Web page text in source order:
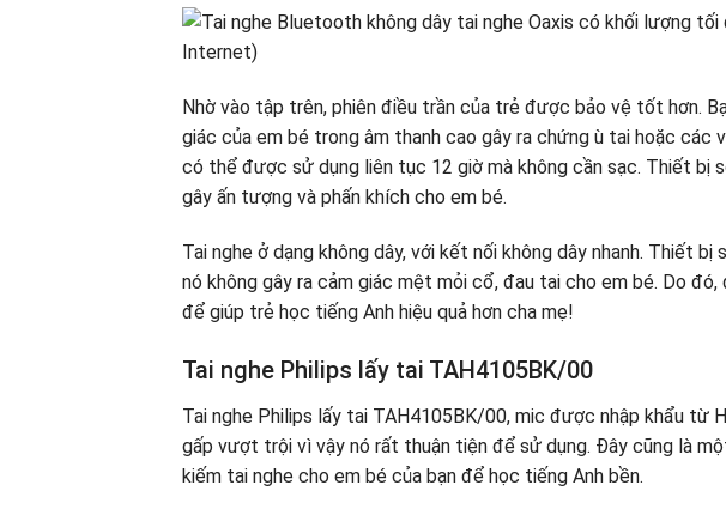
Nhờ vào tập trên, phiên điều trần của trẻ được bảo vệ tốt hơn.
giác của em bé trong âm thanh cao gây ra chứng ù tai hoặc các
có thể được sử dụng liên tục 12 giờ mà không cần sạc. Thiết bị
gây ấn tượng và phấn khích cho em bé.
Tai nghe ở dạng không dây, với kết nối không dây nhanh. Thiết
nó không gây ra cảm giác mệt mỏi cổ, đau tai cho em bé. Do
để giúp trẻ học tiếng Anh hiệu quả hơn cha mẹ!
Tai nghe Philips lấy tai TAH4105BK/00
Tai nghe Philips lấy tai TAH4105BK/00, mic được nhập khẩu từ
gấp vượt trội vì vậy nó rất thuận tiện để sử dụng. Đây cũng là
kiếm tai nghe cho em bé của bạn để học tiếng Anh bền.